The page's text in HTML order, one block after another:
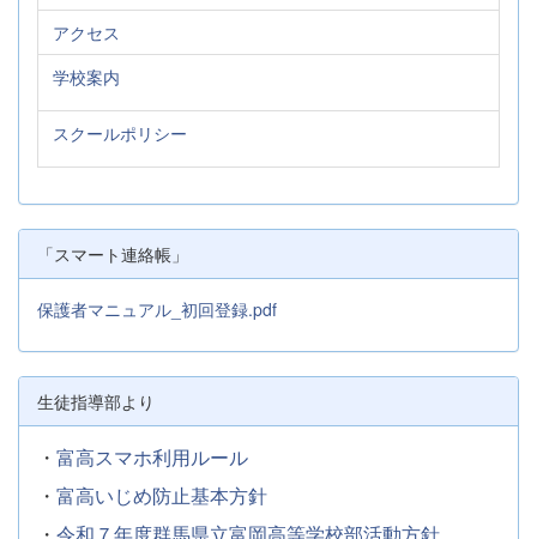
アクセス
学校案内
スクールポリシー
「スマート連絡帳」
保護者マニュアル_初回登録.pdf
生徒指導部より
・ 富高スマホ利用ルール
・ 富高いじめ防止基本方針
・ 令和７年度群馬県立富岡高等学校部活動方針